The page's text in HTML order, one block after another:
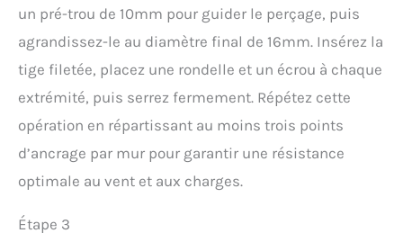
un pré-trou de 10mm pour guider le perçage, puis
agrandissez-le au diamètre final de 16mm. Insérez la
tige filetée, placez une rondelle et un écrou à chaque
extrémité, puis serrez fermement. Répétez cette
opération en répartissant au moins trois points
d’ancrage par mur pour garantir une résistance
optimale au vent et aux charges.
Étape 3